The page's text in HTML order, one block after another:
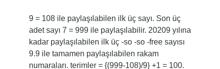
9 = 108 ile paylaşılabilen ilk üç sayı. Son üç
adet sayı 7 = 999 ile paylaşılabilir. 20209 yılına
kadar paylaşılabilen ilk üç -so -so -free sayısı
9.9 ile tamamen paylaşılabilen rakam
numaraları. terimler = {(999-108)/9} +1 = 100.